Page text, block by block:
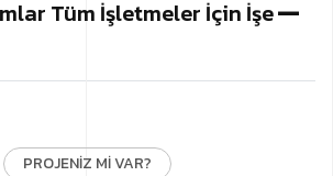
Tüm İşletmeler İçin İşe
PROJENIZ MI VAR?